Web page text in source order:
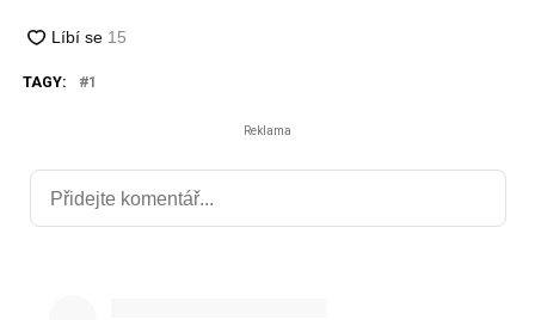
TAGY: 1
Reklama